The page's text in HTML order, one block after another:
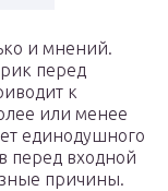
и мнений.
перед
к
или менее
единодушного
перед входной
причины.